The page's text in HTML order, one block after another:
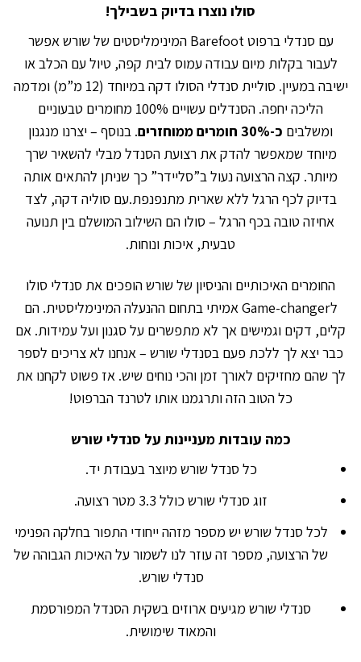
סולו נוצרו בדיוק בשבילך!
עם סנדלי ברפוט Barefoot המינימליסטים של שורש אפשר
לעבור בקלות מיום עבודה עמוס לבית קפה, טיול עם הכלב או
ישיבה במעיין. סוליית סנדלי הסולו דקה במיוחד (12 מ”מ) ומדמה
הליכה יחפה. הסנדלים עשויים 100% מחומרים טבעוניים
ומשלבים כ-30% חומרים ממוחזרים
. בנוסף – יצרנו מנגנון
מיוחד שמאפשר להדק את רצועת הסנדל מבלי להשאיר שרך
מיותר. קצה הרצועה נעול ב”סליידר” כך שניתן להתאים אותה
בדיוק לכף הרגל ללא שארית מתנפנפת.עם סוליה דקה, לצד
אחיזה טובה בכף הרגל – סולו הם השילוב המושלם בין תנועה
טבעית, איכות ונוחות.
החומרים האיכותיים והניסיון של שורש הופכים את סנדלי סולו
לGame-changer אמיתי בתחום ההנעלה המינימליסטית. הם
קלים, דקים וגמישים אך לא מתפשרים על סגנון ועל עמידות. אם
כבר יצא לך ללכת פעם בסנדלי שורש – אנחנו לא צריכים לספר
לך שהם מחזיקים לאורך זמן והכי נוחים שיש. אז פשוט לקחנו את
כל הטוב הזה ותרגמנו אותו לטרנד הברפוט!
כמה עובדות מעניינות על סנדלי שורש
כל סנדל שורש מיוצר בעבודת יד.
זוג סנדלי שורש כולל 3.3 מטר רצועה.
לכל סנדל שורש יש מספר מזהה ייחודי התפור בחלקה הפנימי
של הרצועה, מספר זה עוזר לנו לשמור על האיכות הגבוהה של
סנדלי שורש.
סנדלי שורש מגיעים ארוזים בשקית הסנדל המפורסמת
והמאוד שימושית.